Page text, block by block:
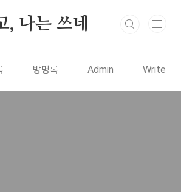
, 나는 쓰네
방명록 Admin Write